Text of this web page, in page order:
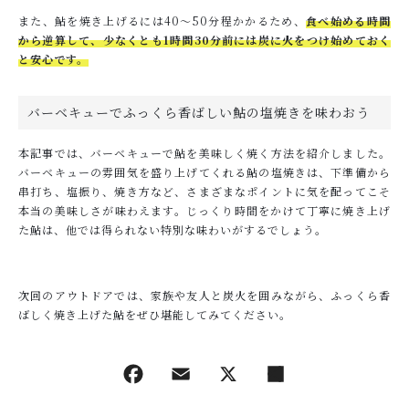
また、鮎を焼き上げるには40～50分程かかるため、 食べ始める時間
から逆算して、少なくとも1時間30分前には炭に火をつけ始めておく
と安心です。
バーベキューでふっくら香ばしい鮎の塩焼きを味わおう
本記事では、バーベキューで鮎を美味しく焼く方法を紹介しました。
バーベキューの雰囲気を盛り上げてくれる鮎の塩焼きは、下準備から
串打ち、塩振り、焼き方など、さまざまなポイントに気を配ってこそ
本当の美味しさが味わえます。じっくり時間をかけて丁寧に焼き上げ
た鮎は、他では得られない特別な味わいがするでしょう。
次回のアウトドアでは、家族や友人と炭火を囲みながら、ふっくら香
ばしく焼き上げた鮎をぜひ堪能してみてください。